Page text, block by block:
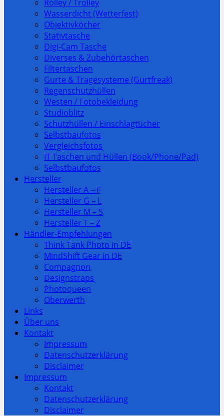
Rolley / Trolley
Wasserdicht (Wetterfest)
Objektivköcher
Stativtasche
Digi-Cam Tasche
Diverses & Zubehörtaschen
Filtertaschen
Gurte & Tragesysteme (Gurtfreak)
Regenschutzhüllen
Westen / Fotobekleidung
Studioblitz
Schutzhüllen / Einschlagtücher
Selbstbaufotos
Vergleichsfotos
IT Taschen und Hüllen (Book/Phone/Pad)
Selbstbaufotos
Hersteller
Hersteller A – F
Hersteller G – L
Hersteller M – S
Hersteller T – Z
Händler-Empfehlungen
Think Tank Photo in DE
MindShift Gear in DE
Compagnon
Designstraps
Photoqueen
Oberwerth
Links
Über uns
Kontakt
Impressum
Datenschutzerklärung
Disclaimer
Impressum
Kontakt
Datenschutzerklärung
Disclaimer